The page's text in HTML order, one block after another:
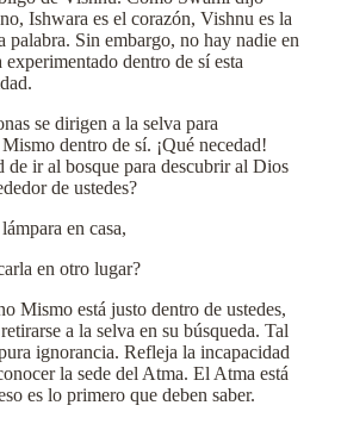
Ishwara es el corazón, Vishnu es la
palabra. Sin embargo, no hay nadie en
dentro de sí esta
se dirigen a la selva para
dentro de sí. ¡Qué necedad!
de ir al bosque para descubrir al Dios
de ustedes?
en casa,
en otro lugar?
Mismo está justo dentro de ustedes,
a la selva en su búsqueda. Tal
ignorancia. Refleja la incapacidad
la sede del Atma. El Atma está
es lo primero que deben saber.